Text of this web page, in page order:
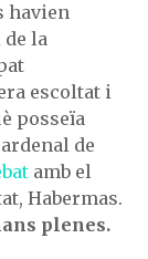
havien
de la
escoltat i
posseïa
de
amb el
Habermas.
plenes.